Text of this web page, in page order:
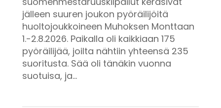
jälleen suuren joukon pyöräilijöitä
huoltojoukkoineen Muhoksen Monttaan
1.-2.8.2026. Paikalla oli kaikkiaan 175
pyöräilijää, joilta nähtiin yhteensä 235
suoritusta. Sää oli tänäkin vuonna
suotuisa, ja...